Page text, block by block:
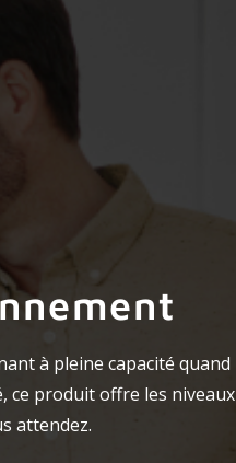
à pleine capacité quand
ce produit offre les niveaux
attendez.